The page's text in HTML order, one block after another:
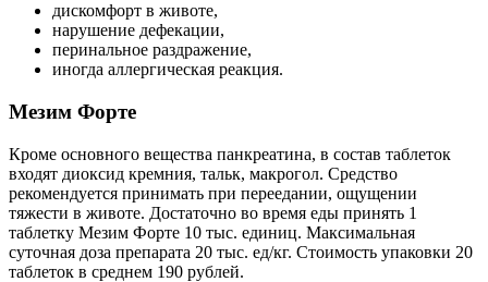
дискомфорт в животе,
нарушение дефекации,
перинальное раздражение,
иногда аллергическая реакция.
Мезим Форте
Кроме основного вещества панкреатина, в состав таблеток
входят диоксид кремния, тальк, макрогол. Средство
рекомендуется принимать при переедании, ощущении
тяжести в животе. Достаточно во время еды принять 1
таблетку Мезим Форте 10 тыс. единиц. Максимальная
суточная доза препарата 20 тыс. ед/кг. Стоимость упаковки 20
таблеток в среднем 190 рублей.